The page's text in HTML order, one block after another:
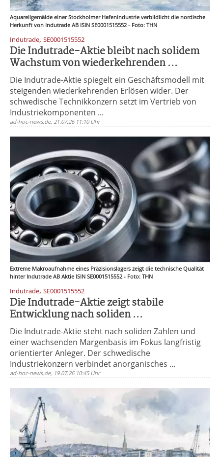
Aquarellgemälde einer Stockholmer Hafenindustrie verbildlicht die nordische
Herkunft von Indutrade AB ISIN SE0001515552 - Foto: THN
Indutrade, SE0001515552
Die Indutrade-Aktie bleibt nach solidem
Wachstum von wiederkehrenden ...
Die Indutrade-Aktie spiegelt ein Geschäftsmodell mit
steigenden wiederkehrenden Erlösen wider. Der
schwedische Technikkonzern setzt im Vertrieb von
Industriekomponenten ...
ad-hoc-news.de, 21.07.26 11:10 Uhr
Extreme Makroaufnahme eines Präzisionslagers zeigt die technische Qualität
hinter Indutrade AB Aktie ISIN SE0001515552 - Foto: THN
Indutrade, SE0001515552
Die Indutrade-Aktie zeigt stabile
Entwicklung nach soliden ...
Die Indutrade-Aktie steht nach soliden Zahlen und
einer wachsenden Margenbasis im Fokus langfristig
orientierter Anleger. Der schwedische
Industriekonzern verbindet anorganisches ...
ad-hoc-news.de, 19.07.26 10:45 Uhr